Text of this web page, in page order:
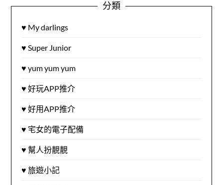
分類
♥ My darlings
♥ Super Junior
♥ yum yum yum
♥ 好玩APP推介
♥ 好用APP推介
♥ 宅女的電子配備
♥ 幫人扮靚靚
♥ 旅遊小記